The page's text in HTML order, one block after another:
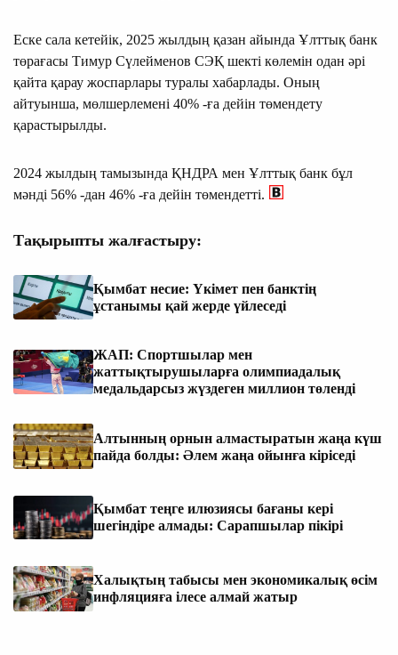
Еске сала кетейік, 2025 жылдың қазан айында Ұлттық банк
төрағасы Тимур Сүлейменов СЭҚ шекті көлемін одан әрі
қайта қарау жоспарлары туралы хабарлады. Оның
айтуынша, мөлшерлемені 40% -ға дейін төмендету
қарастырылды.
2024 жылдың тамызында ҚНДРА мен Ұлттық банк бұл
мәнді 56% -дан 46% -ға дейін төмендетті.
Тақырыпты жалғастыру:
Қымбат несие: Үкімет пен банктің
ұстанымы қай жерде үйлеседі
ЖАП: Спортшылар мен
жаттықтырушыларға олимпиадалық
медальдарсыз жүздеген миллион төленді
Алтынның орнын алмастыратын жаңа күш
пайда болды: Әлем жаңа ойынға кіріседі
Қымбат теңге илюзиясы бағаны кері
шегіндіре алмады: Сарапшылар пікірі
Халықтың табысы мен экономикалық өсім
инфляцияға ілесе алмай жатыр